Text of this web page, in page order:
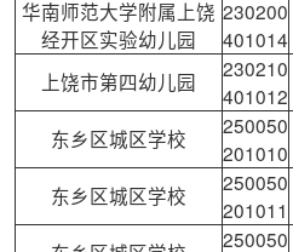
华南师范大学附属上饶
经开区实验幼儿园
230200
401014
上饶市第四幼儿园
230210
401012
东乡区城区学校
250050
201010
东乡区城区学校
250050
201011
250050